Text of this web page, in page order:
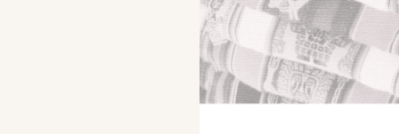
LUNA Quinto capitolo Le origini Oggi apro questo
post col quinto capitolo del nostro ormai noto
racconto fantasy sopra nominato. Se qualcuno ci